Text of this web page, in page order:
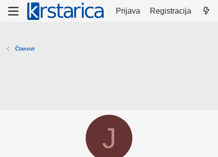
Prijava Registracija
Članovi
J